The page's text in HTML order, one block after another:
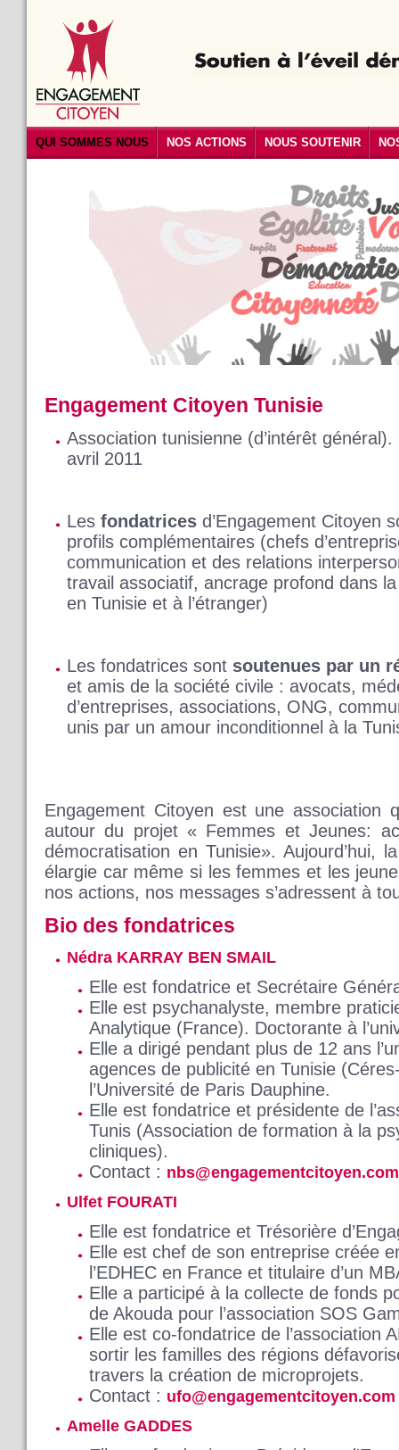
QUI SOMMES NOUS NOS ACTIONS NOUS SOUTENIR
Engagement Citoyen Tunisie
Association tunisienne (d’intérêt
avril 2011
Les fondatrices d’Engagement Citoyen
profils complémentaires (chefs
communication et des relations
travail associatif, ancrage profond dans
en Tunisie et à l’étranger)
Les fondatrices sont soutenues par un
et amis de la société civile : avocats,
d’entreprises, associations, ONG,
unis par un amour inconditionnel à la
Engagement Citoyen est une association
autour du projet « Femmes et Jeunes:
démocratisation en Tunisie». Aujourd’hui,
élargie car même si les femmes et les
nos actions, nos messages s’adressent à
Bio des fondatrices
Nédra KARRAY BEN SMAIL
Elle est fondatrice et Secrétaire
Elle est psychanalyste, membre
Analytique (France). Doctorante à
Elle a dirigé pendant plus de 12 ans
agences de publicité en Tunisie
l’Université de Paris Dauphine.
Elle est fondatrice et présidente de
Tunis (Association de formation à la
cliniques).
Contact : nbs@engagementcitoyen.com
Ulfet FOURATI
Elle est fondatrice et Trésorière
Elle est chef de son entreprise créée
l’EDHEC en France et titulaire d’un
Elle a participé à la collecte de fonds
de Akouda pour l’association SOS
Elle est co-fondatrice de l’association
sortir les familles des régions
travers la création de microprojets.
Contact : ufo@engagementcitoyen.com
Amelle GADDES